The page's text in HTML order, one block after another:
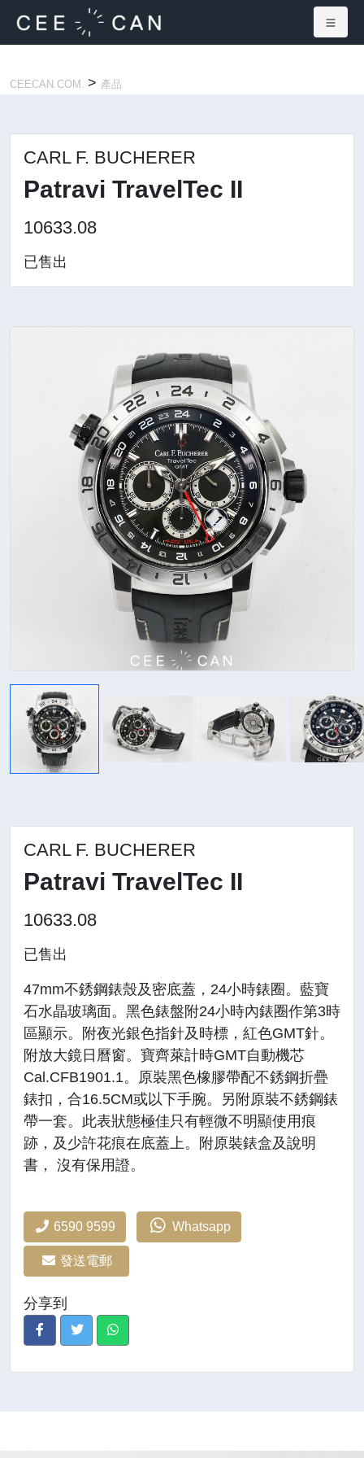
CEECAN.COM. > 產品
CARL F. BUCHERER
Patravi TravelTec II
10633.08
已售出
CARL F. BUCHERER
Patravi TravelTec II
10633.08
已售出
47mm不銹鋼錶殼及密底蓋，24小時錶圈。藍寶
石水晶玻璃面。黑色錶盤附24小時內錶圈作第3時
區顯示。附夜光銀色指針及時標，紅色GMT針。
附放大鏡日曆窗。寶齊萊計時GMT自動機芯
Cal.CFB1901.1。原裝黑色橡膠帶配不銹鋼折疊
錶扣，合16.5CM或以下手腕。另附原裝不銹鋼錶
帶一套。此表狀態極佳只有輕微不明顯使用痕
跡，及少許花痕在底蓋上。附原裝錶盒及說明
書， 沒有保用證。
6590 9599 Whatsapp
發送電郵
分享到
×